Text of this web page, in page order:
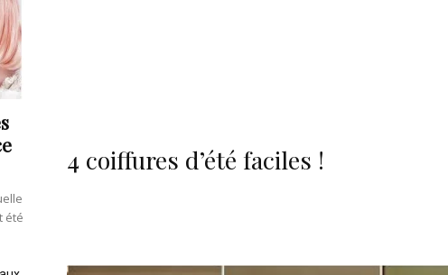
4 coiffures d’été faciles !
été